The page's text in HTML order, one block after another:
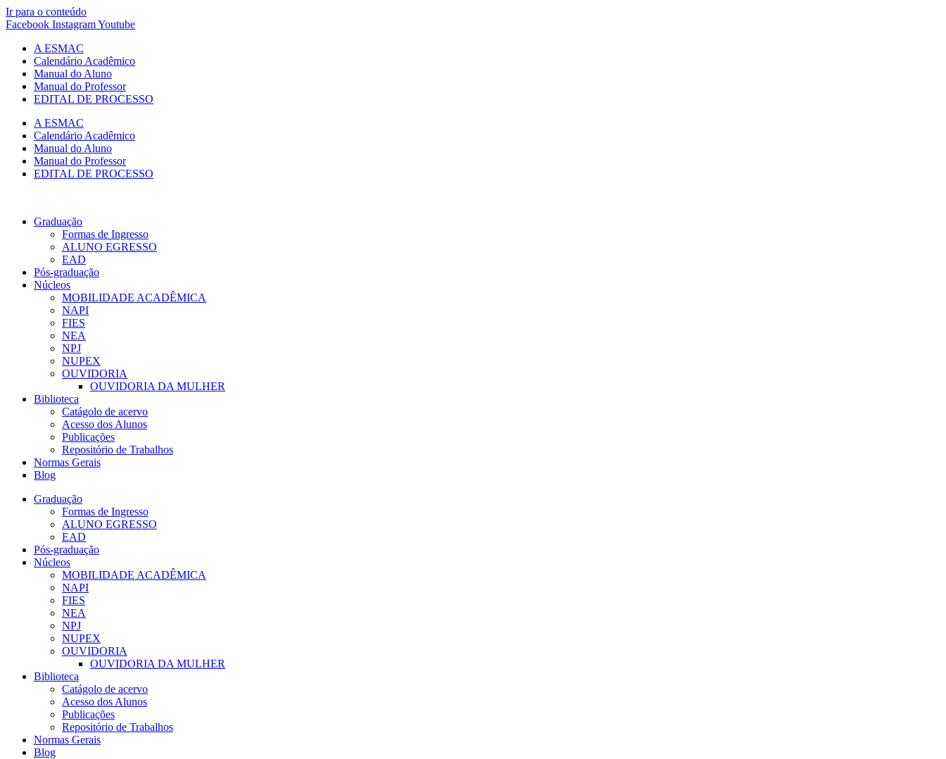
Ir para o conteúdo
Facebook InstagramYoutube
A ESMAC
Calendário Acadêmico
Manual do Aluno
Manual do Professor
EDITAL DE PROCESSO
A ESMAC
Calendário Acadêmico
Manual do Aluno
Manual do Professor
EDITAL DE PROCESSO
Graduação
Formas de Ingresso
ALUNO EGRESSO
EAD
Pós-graduação
Núcleos
MOBILIDADE ACADÊMICA
NAPI
FIES
NEA
NPJ
NUPEX
OUVIDORIA
OUVIDORIA DA MULHER
Biblioteca
Catágolo de acervo
Acesso dos Alunos
Publicações
Repositório de Trabalhos
Normas Gerais
Blog
Graduação
Formas de Ingresso
ALUNO EGRESSO
EAD
Pós-graduação
Núcleos
MOBILIDADE ACADÊMICA
NAPI
FIES
NEA
NPJ
NUPEX
OUVIDORIA
OUVIDORIA DA MULHER
Biblioteca
Catágolo de acervo
Acesso dos Alunos
Publicações
Repositório de Trabalhos
Normas Gerais
Blog